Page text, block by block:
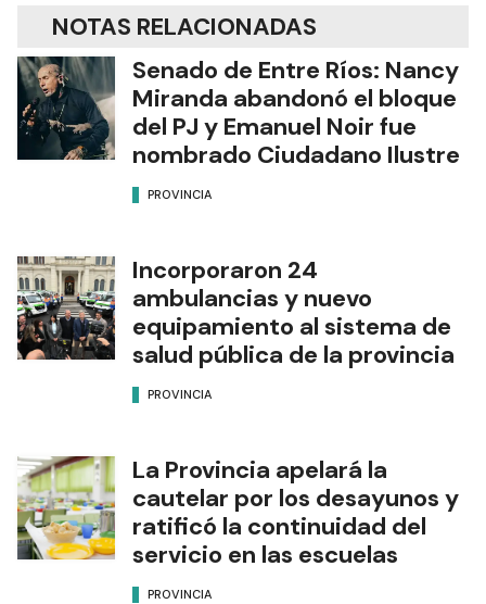
NOTAS RELACIONADAS
Senado de Entre Ríos: Nancy
Miranda abandonó el bloque
del PJ y Emanuel Noir fue
nombrado Ciudadano Ilustre
PROVINCIA
Incorporaron 24
ambulancias y nuevo
equipamiento al sistema de
salud pública de la provincia
PROVINCIA
La Provincia apelará la
cautelar por los desayunos y
ratificó la continuidad del
servicio en las escuelas
PROVINCIA